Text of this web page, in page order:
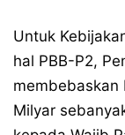
Untuk
hal PBB-P2,
membebaskan
Milyar